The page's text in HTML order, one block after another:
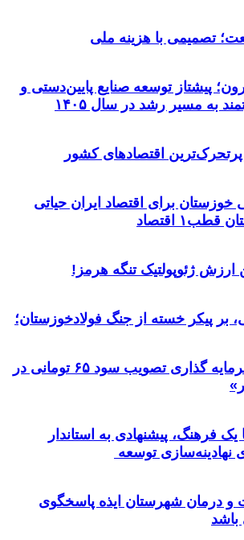
تصمیمی با هزینه ملی
پیشتاز توسعه صنایع پایین‌دستی و
به مسیر رشد در سال ۱۴۰۵
خوزستان برای اقتصاد ایران حیاتی
اقتصاد
ژئوپولتیک تنگه هرمز!
بر پیکر خسته‌ از جنگ فولادخوزستان؛
اخبار گروه سرمایه گذاری تصویب سود ۶۵ تومانی در
یک فرهنگ، پیشنهادی به استاندار
نهادینه‌سازی توسعه
و درمان شهرستان ایذه پاسخگوی
باشد